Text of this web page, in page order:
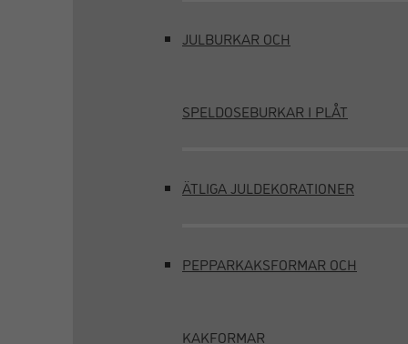
JULBURKAR OCH
SPELDOSEBURKAR I PLÅT
ÄTLIGA JULDEKORATIONER
PEPPARKAKSFORMAR OCH
KAKFORMAR